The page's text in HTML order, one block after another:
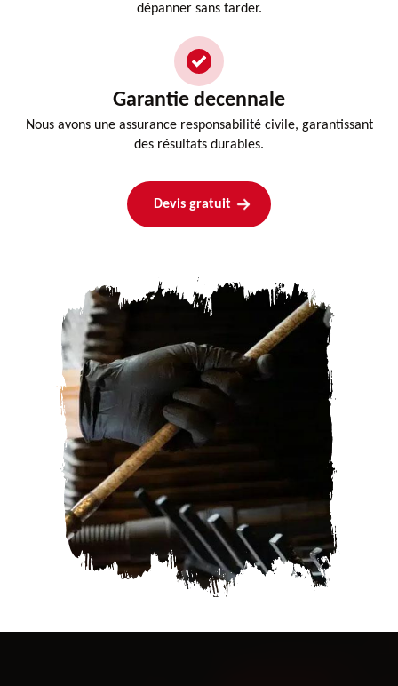
dépanner sans tarder.
Garantie decennale
Nous avons une assurance responsabilité civile, garantissant
des résultats durables.
Devis gratuit